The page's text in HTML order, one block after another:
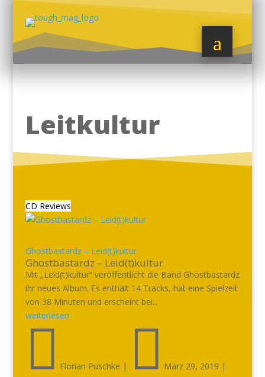
Leitkultur
CD Reviews
Ghostbastardz – Leid(t)kultur
Ghostbastardz – Leid(t)kultur
Mit „Leid(t)kultur“ veröffentlicht die Band Ghostbastardz
ihr neues Album. Es enthält 14 Tracks, hat eine Spielzeit
von 38 Minuten und erscheint bei...
weiterlesen
 Florian Puschke |  März 29, 2019 |